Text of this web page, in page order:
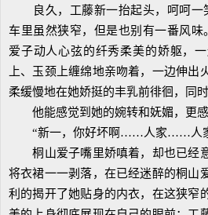
良久，工藤新一抬起头，呵呵一
车里虽然狭窄，但是也别有一番风味
爱子动人心弦的纤秀柔美的娇躯，
上、玉颈上缠绵地亲吻着，一边伸出
柔缓慢地在她娇挺的丰乳前徘徊，同
他能感觉到她的婉转和妩媚，更感
“新一，你好坏啊……人家……人
桐山爱子嘴里娇嗔着，却也已经
将衣裙一一剥落，在已经迷醉的桐山
利的揭开了她贴身的内衣，在这狭窄